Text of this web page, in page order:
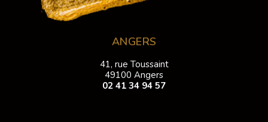
ANGERS
41, rue Toussaint
49100 Angers
02 41 34 94 57